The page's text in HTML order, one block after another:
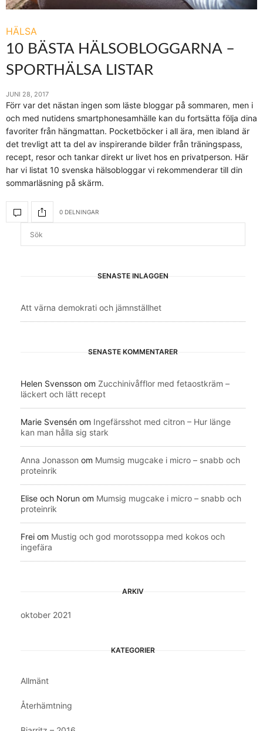
HÄLSA
10 BÄSTA HÄLSOBLOGGARNA –
SPORTHÄLSA LISTAR
JUNI 28, 2017
Förr var det nästan ingen som läste bloggar på sommaren, men i
och med nutidens smartphonesamhälle kan du fortsätta följa dina
favoriter från hängmattan. Pocketböcker i all ära, men ibland är
det trevligt att ta del av inspirerande bilder från träningspass,
recept, resor och tankar direkt ur livet hos en privatperson. Här
har vi listat 10 svenska hälsobloggar vi rekommenderar till din
sommarläsning på skärm.
0 DELNINGAR
SENASTE INLÄGGEN
Att värna demokrati och jämnställhet
SENASTE KOMMENTARER
Helen Svensson om Zucchinivåfflor med fetaostkräm –
läckert och lätt recept
Marie Svensén om Ingefärsshot med citron – Hur länge
kan man hålla sig stark
Anna Jonasson om Mumsig mugcake i micro – snabb och
proteinrik
Elise och Norun om Mumsig mugcake i micro – snabb och
proteinrik
Frei om Mustig och god morotssoppa med kokos och
ingefära
ARKIV
oktober 2021
KATEGORIER
Allmänt
Återhämtning